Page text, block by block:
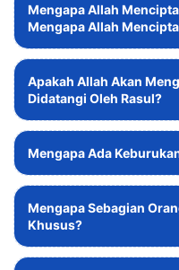
Mengapa Allah
Mengapa Allah
Apakah Allah Akan
Didatangi Oleh Rasul?
Mengapa Ada
Mengapa Sebagian
Khusus?